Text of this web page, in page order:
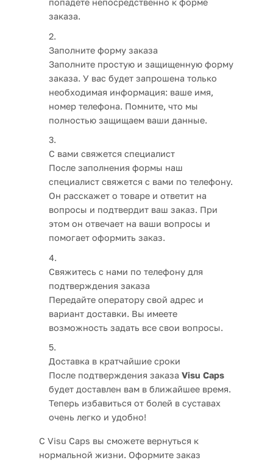
попадете непосредственно к форме
заказа.
Заполните форму заказа
Заполните простую и защищенную форму
заказа. У вас будет запрошена только
необходимая информация: ваше имя,
номер телефона. Помните, что мы
полностью защищаем ваши данные.
С вами свяжется специалист
После заполнения формы наш
специалист свяжется с вами по телефону.
Он расскажет о товаре и ответит на
вопросы и подтвердит ваш заказ. При
этом он отвечает на ваши вопросы и
помогает оформить заказ.
Свяжитесь с нами по телефону для
подтверждения заказа
Передайте оператору свой адрес и
вариант доставки. Вы имеете
возможность задать все свои вопросы.
Доставка в кратчайшие сроки
После подтверждения заказа Visu Caps
будет доставлен вам в ближайшее время.
Теперь избавиться от болей в суставах
очень легко и удобно!
С Visu Caps вы сможете вернуться к
нормальной жизни. Оформите заказ